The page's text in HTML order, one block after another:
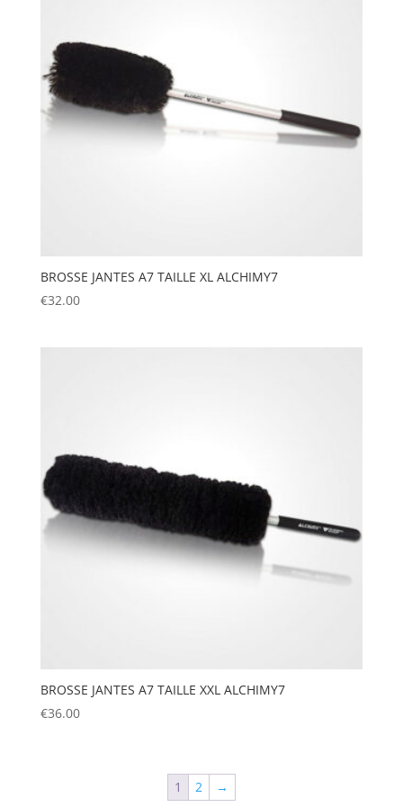
BROSSE JANTES A7 TAILLE XL ALCHIMY7
€32.00
BROSSE JANTES A7 TAILLE XXL ALCHIMY7
€36.00
1 2 →